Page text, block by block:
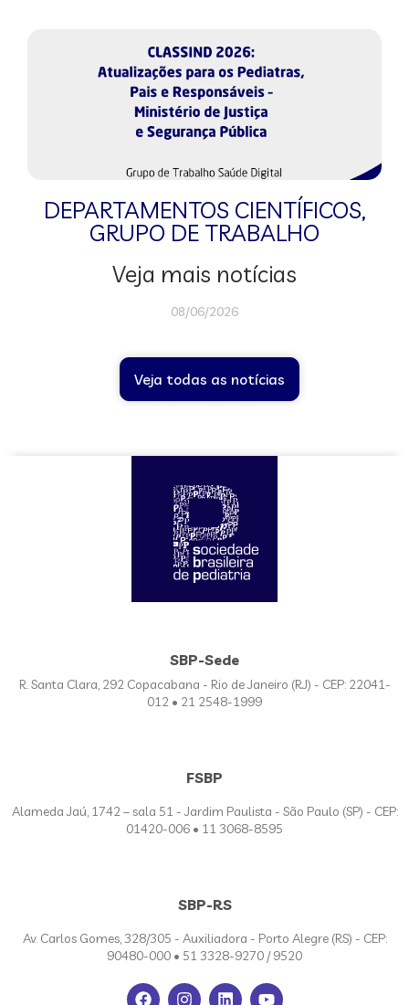
DEPARTAMENTOS CIENTÍFICOS,
GRUPO DE TRABALHO
Veja mais notícias
08/06/2026
Veja todas as notícias
SBP-Sede
R. Santa Clara, 292 Copacabana - Rio de Janeiro (RJ) - CEP: 22041-
012 • 21 2548-1999
FSBP
Alameda Jaú, 1742 – sala 51 - Jardim Paulista - São Paulo (SP) - CEP:
01420-006 • 11 3068-8595
SBP-RS
Av. Carlos Gomes, 328/305 - Auxiliadora - Porto Alegre (RS) - CEP:
90480-000 • 51 3328-9270 / 9520